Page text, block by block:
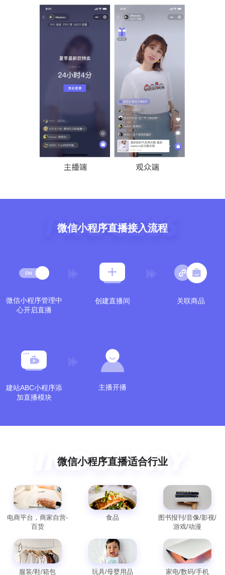
微信小程序直播接入流程
微信小程序管理中
心开启直播
创建直播间 关联商品
建站ABC小程序添
加直播模块
主播开播
微信小程序直播适合行业
电商平台，商家自营-
百货
食品
图书报刊/音像/影视/
游戏/动漫
服装/鞋/箱包 玩具/母婴用品 家电/数码/手机